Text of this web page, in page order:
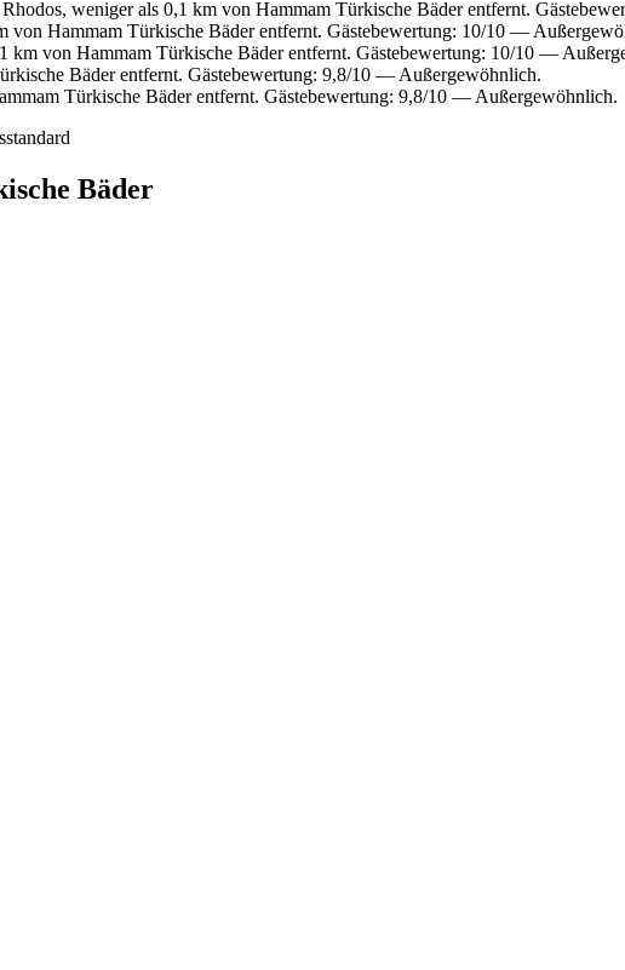
weniger als 0,1 km von Hammam Türkische Bäder entfernt.
Hammam Türkische Bäder entfernt. Gästebewertung: 10/10 —
von Hammam Türkische Bäder entfernt. Gästebewertung: 10/10 —
Bäder entfernt. Gästebewertung: 9,8/10 — Außergewöhnlich.
Türkische Bäder entfernt. Gästebewertung: 9,8/10 — Außergewöhnlich.
Bäder